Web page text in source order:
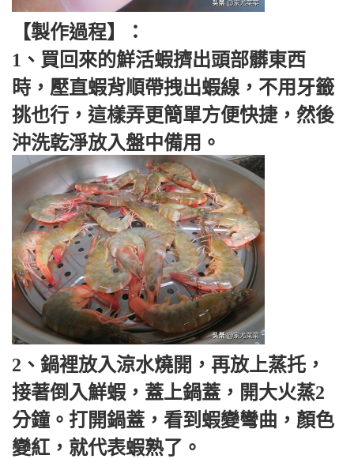
【製作過程】：
1、買回來的鮮活蝦擠出頭部髒東西
時，壓直蝦背順帶拽出蝦線，不用牙籤
挑也行，這樣弄更簡單方便快捷，然後
沖洗乾淨放入盤中備用。
2、鍋裡放入涼水燒開，再放上蒸托，
接著倒入鮮蝦，蓋上鍋蓋，開大火蒸2
分鐘。打開鍋蓋，看到蝦變彎曲，顏色
變紅，就代表蝦熟了。